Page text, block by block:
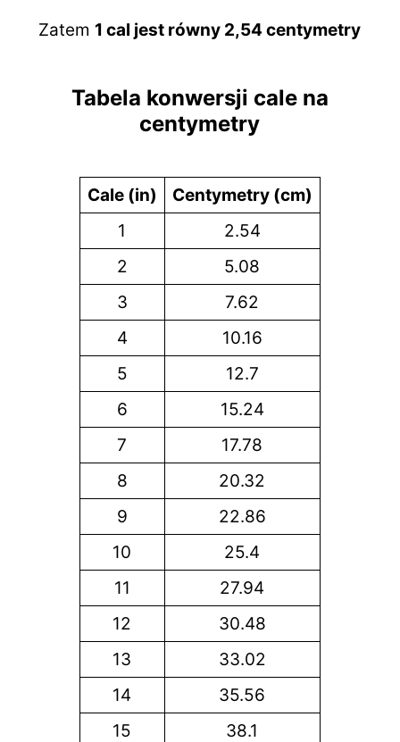
Zatem 1 cal jest równy 2,54 centymetry
Tabela konwersji cale na
centymetry
Cale (in)
Centymetry (cm)
1
2.54
2
5.08
3
7.62
4
10.16
5
12.7
6
15.24
7
17.78
8
20.32
9
22.86
10
25.4
11
27.94
12
30.48
13
33.02
14
35.56
15
38.1